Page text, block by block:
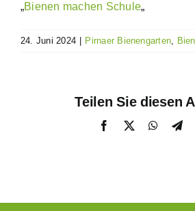
„Bienen machen Schule„
24. Juni 2024 Pirnaer Bienengarten,
Teilen Sie diesen
Facebook
X